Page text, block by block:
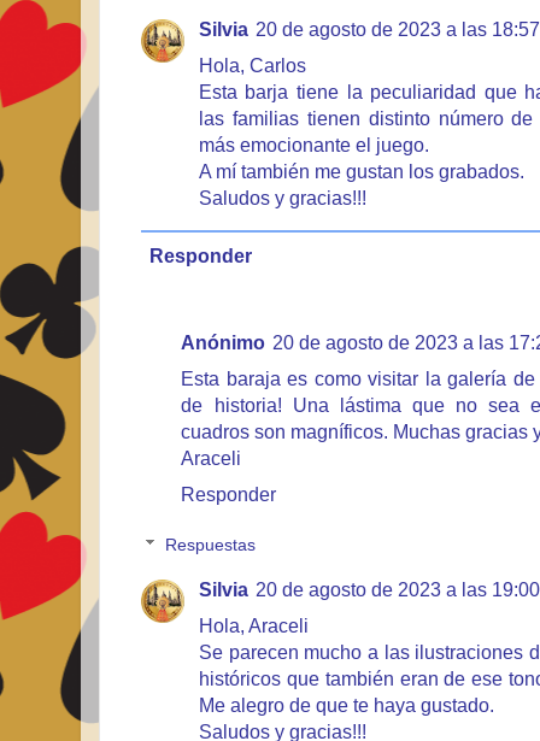
Silvia 20 de agosto de 2023 a las 18:57
Hola, Carlos
Esta barja tiene la peculiaridad que
las familias tienen distinto número
más emocionante el juego.
A mí también me gustan los grabados.
Saludos y gracias!!!
Responder
Anónimo 20 de agosto de 2023 a las
Esta baraja es como visitar la galería
de historia! Una lástima que no sea
cuadros son magníficos. Muchas gracias
Araceli
Responder
Respuestas
Silvia 20 de agosto de 2023 a las 19:00
Hola, Araceli
Se parecen mucho a las ilustraciones
históricos que también eran de ese
Me alegro de que te haya gustado.
Saludos y gracias!!!